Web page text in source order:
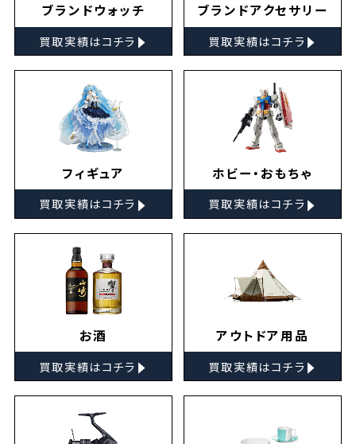
ブランドウォッチ
買取実績はコチラ ▸
ブランドアクセサリー
買取実績はコチラ ▸
フィギュア
買取実績はコチラ ▸
ホビー・おもちゃ
買取実績はコチラ ▸
お酒
買取実績はコチラ ▸
アウトドア用品
買取実績はコチラ ▸